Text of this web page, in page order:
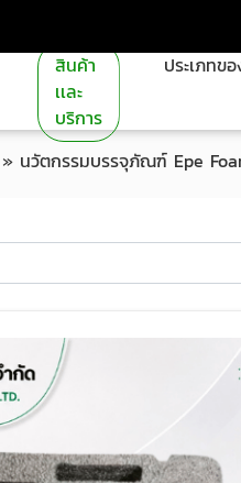
สินค้า
เเละ
บริการ
ประเภทข
» นวัตกรรมบรรจุภัณฑ์ Epe